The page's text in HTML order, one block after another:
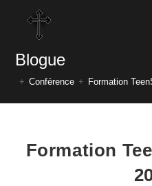
Blogue
+ Conférence + Formation
Formation